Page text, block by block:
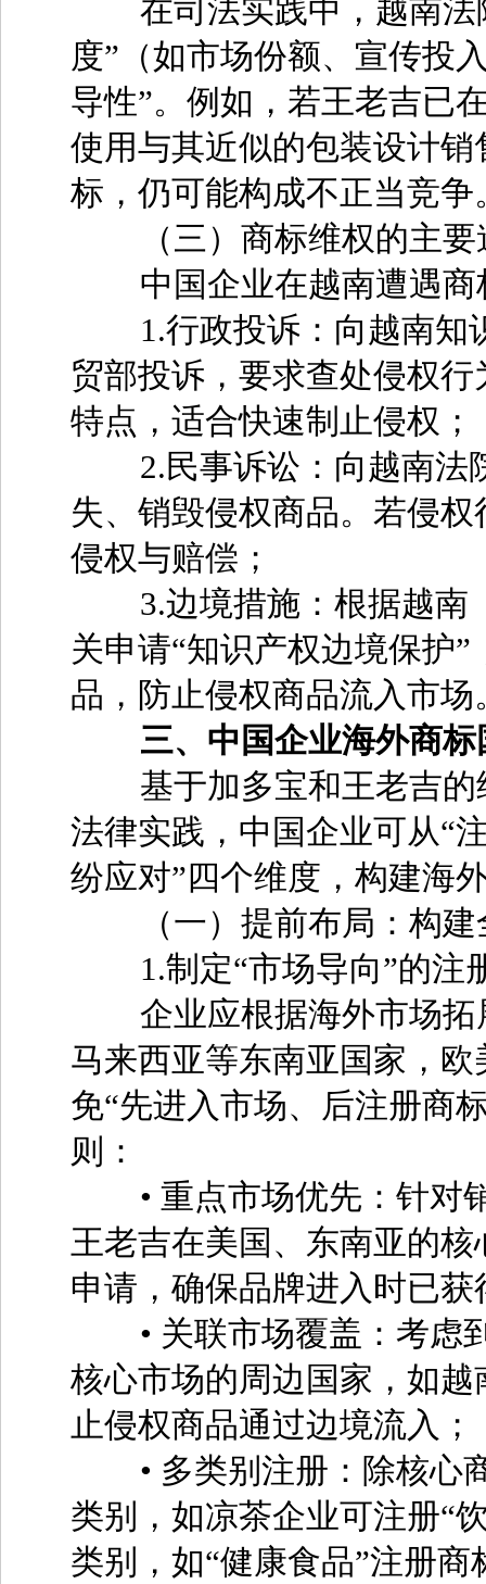
在司法实践中，越南法
度”（如市场份额、宣传投
导性”。例如，若王老吉已
使用与其近似的包装设计
标，仍可能构成不正当竞争
（三）商标维权的主要
中国企业在越南遭遇商
1.行政投诉：向越南知
贸部投诉，要求查处侵权
特点，适合快速制止侵权；
2.民事诉讼：向越南法
失、销毁侵权商品。若侵
侵权与赔偿；
3.边境措施：根据越南
关申请“知识产权边境保护
品，防止侵权商品流入市场
三、中国企业海外商
基于加多宝和王老吉的
法律实践，中国企业可从“
纷应对”四个维度，构建海
（一）提前布局：构建
1.制定“市场导向”的注
企业应根据海外市场拓
马来西亚等东南亚国家，
免“先进入市场、后注册商
则：
• 重点市场优先：针对
王老吉在美国、东南亚的
申请，确保品牌进入时已获
• 关联市场覆盖：考虑
核心市场的周边国家，如
止侵权商品通过边境流入；
• 多类别注册：除核心
类别，如凉茶企业可注册“
类别，如“健康食品”注册